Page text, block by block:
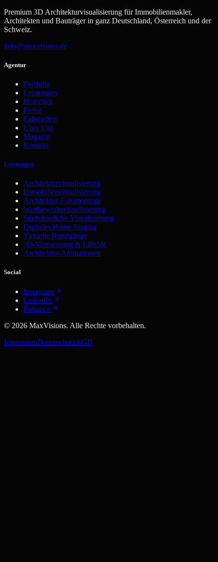
Premium 3D Architekturvisualisierung für Immobilienmakler,
Architekten und Bauträger in ganz Deutschland, Österreich und der
Schweiz.
info@maxvisions.de
Agentur
Portfolio
Leistungen
Branchen
Preise
Fallstudien
Über Uns
Magazin
Kontakt
Leistungen
Architekturvisualisierung
Immobilienvisualisierung
Architektur-Fotomontage
Wettbewerbsvisualisierung
Städtebauliche Visualisierung
Digitales Home Staging
Virtuelle Rundgänge
3D-Vermessung & LiDAR
Architektur-Animationen
Social
Instagram
LinkedIn
Behance
© 2026 MaxVisions. Alle Rechte vorbehalten.
ImpressumDatenschutzAGB